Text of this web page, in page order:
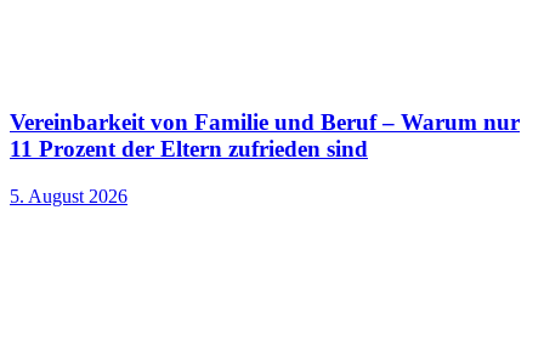
Vereinbarkeit von Familie und Beruf – Warum nur
11 Prozent der Eltern zufrieden sind
5. August 2026